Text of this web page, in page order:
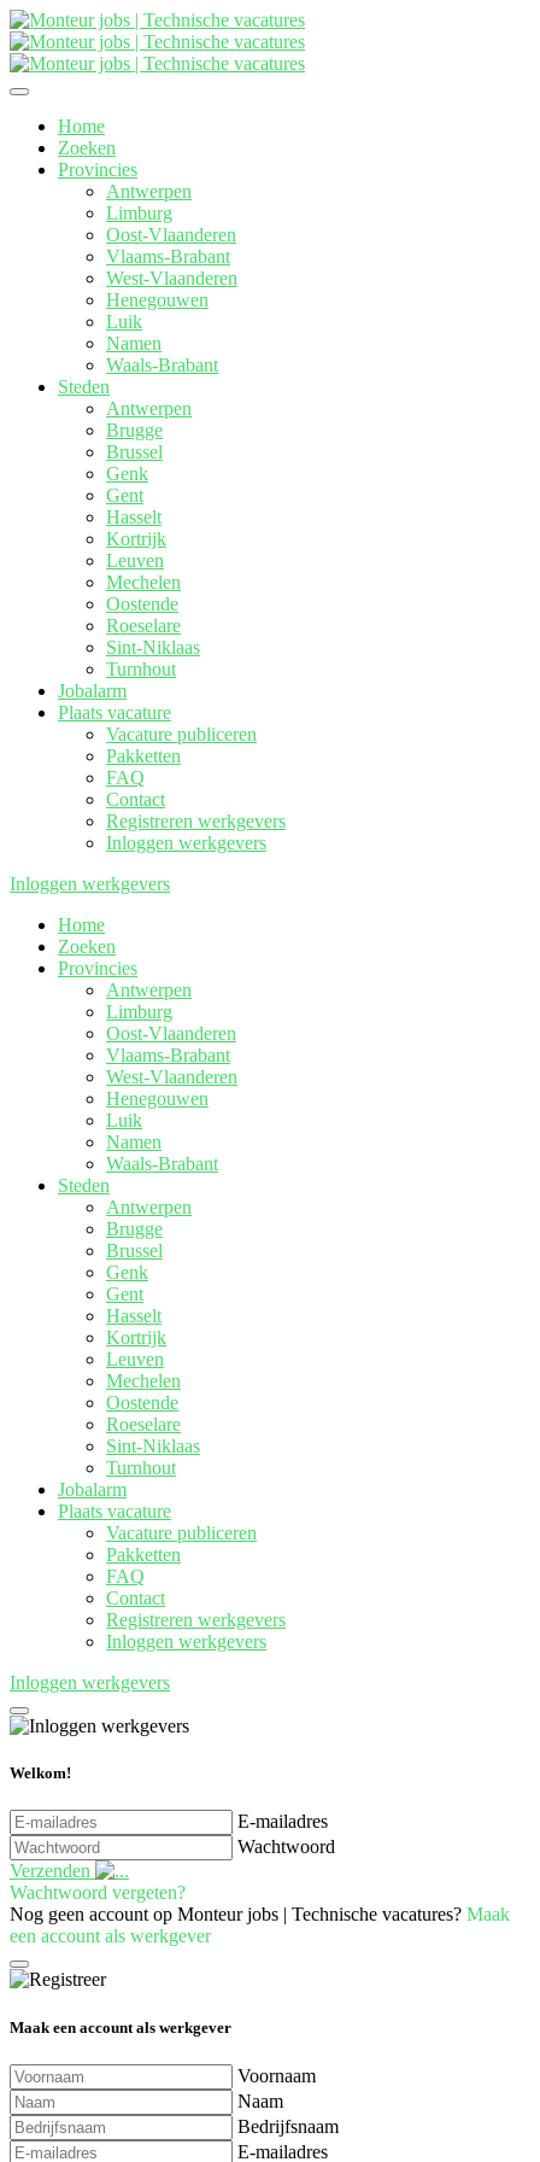
Home
Zoeken
Provincies
Antwerpen
Limburg
Oost-Vlaanderen
Vlaams-Brabant
West-Vlaanderen
Henegouwen
Luik
Namen
Waals-Brabant
Steden
Antwerpen
Brugge
Brussel
Genk
Gent
Hasselt
Kortrijk
Leuven
Mechelen
Oostende
Roeselare
Sint-Niklaas
Turnhout
Jobalarm
Plaats vacature
Vacature publiceren
Pakketten
FAQ
Contact
Registreren werkgevers
Inloggen werkgevers
Inloggen werkgevers
Home
Zoeken
Provincies
Antwerpen
Limburg
Oost-Vlaanderen
Vlaams-Brabant
West-Vlaanderen
Henegouwen
Luik
Namen
Waals-Brabant
Steden
Antwerpen
Brugge
Brussel
Genk
Gent
Hasselt
Kortrijk
Leuven
Mechelen
Oostende
Roeselare
Sint-Niklaas
Turnhout
Jobalarm
Plaats vacature
Vacature publiceren
Pakketten
FAQ
Contact
Registreren werkgevers
Inloggen werkgevers
Inloggen werkgevers
Welkom!
E-mailadres
Wachtwoord
Verzenden
Wachtwoord vergeten?
Nog geen account op Monteur jobs | Technische vacatures? Maak
een account als werkgever
Maak een account als werkgever
Voornaam
Naam
Bedrijfsnaam
E-mailadres